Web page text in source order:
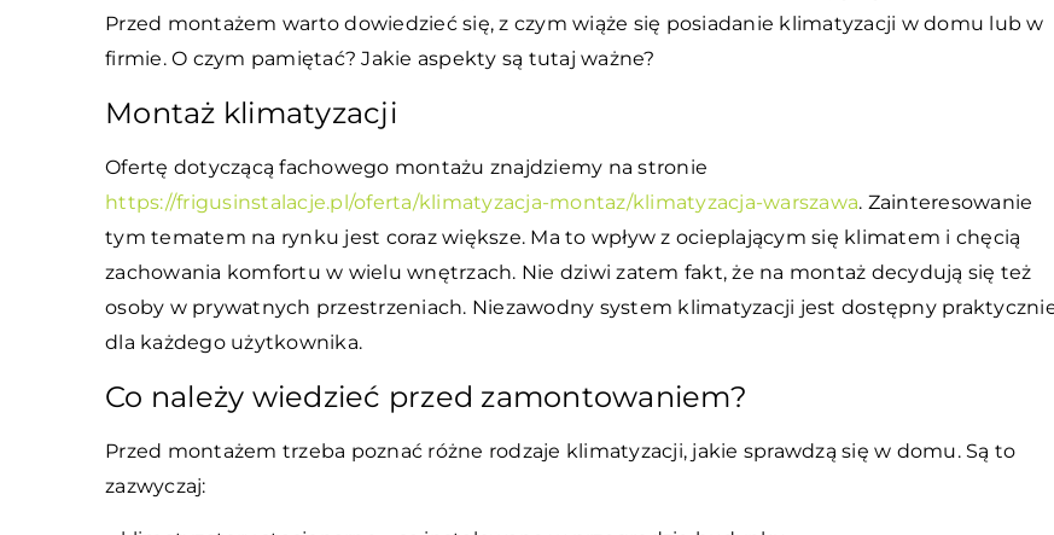
Przed montażem warto dowiedzieć się, z czym wiąże się posiadanie klimatyzacji w domu lub w
firmie. O czym pamiętać? Jakie aspekty są tutaj ważne?
Montaż klimatyzacji
Ofertę dotyczącą fachowego montażu znajdziemy na stronie
https://frigusinstalacje.pl/oferta/klimatyzacja-montaz/klimatyzacja-warszawa. Zainteresowanie
tym tematem na rynku jest coraz większe. Ma to wpływ z ocieplającym się klimatem i chęcią
zachowania komfortu w wielu wnętrzach. Nie dziwi zatem fakt, że na montaż decydują się też
osoby w prywatnych przestrzeniach. Niezawodny system klimatyzacji jest dostępny
dla każdego użytkownika.
Co należy wiedzieć przed zamontowaniem?
Przed montażem trzeba poznać różne rodzaje klimatyzacji, jakie sprawdzą się w domu. Są to
zazwyczaj: